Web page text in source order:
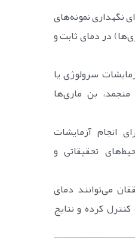
نگهداری نمونه‌های
در دمای ثابت و
سرولوژی یا
بن ماری‌ها
انجام آزمایشات
تحقیقاتی و
می‌توانند دمای
کرده و نتایج